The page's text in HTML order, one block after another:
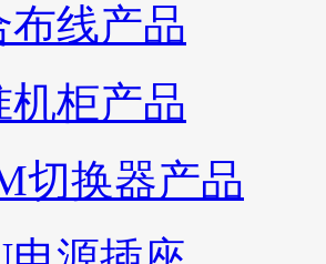
布线产品
机柜产品
切换器产品